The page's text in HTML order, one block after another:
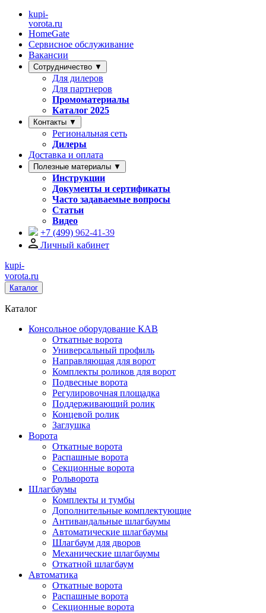
kupi-
vorota.ru
HomeGate
Сервисное обслуживание
Вакансии
Сотрудничество ▼
Для дилеров
Для партнеров
Промоматериалы
Каталог 2025
Контакты ▼
Региональная сеть
Дилеры
Доставка и оплата
Полезные материалы ▼
Инструкции
Документы и сертификаты
Часто задаваемые вопросы
Статьи
Видео
+7 (499) 962-41-39
Личный кабинет
kupi-
vorota.ru
Каталог
Каталог
Консольное оборудование КАВ
Откатные ворота
Универсальный профиль
Направляющая для ворот
Комплекты роликов для ворот
Подвесные ворота
Регулировочная площадка
Поддерживающий ролик
Концевой ролик
Заглушка
Ворота
Откатные ворота
Распашные ворота
Секционные ворота
Рольворота
Шлагбаумы
Комплекты и тумбы
Дополнительные комплектующие
Антивандальные шлагбаумы
Автоматические шлагбаумы
Шлагбаум для дворов
Механические шлагбаумы
Откатной шлагбаум
Автоматика
Откатные ворота
Распашные ворота
Секционные ворота